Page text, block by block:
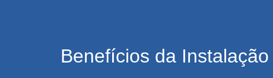
Benefícios da